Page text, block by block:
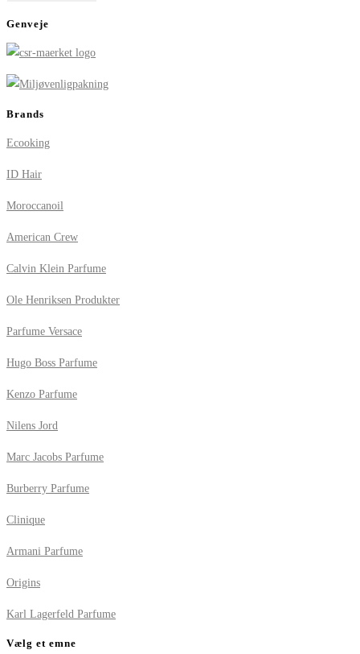
Genveje
Brands
Ecooking
ID Hair
Moroccanoil
American Crew
Calvin Klein Parfume
Ole Henriksen Produkter
Parfume Versace
Hugo Boss Parfume
Kenzo Parfume
Nilens Jord
Marc Jacobs Parfume
Burberry Parfume
Clinique
Armani Parfume
Origins
Karl Lagerfeld Parfume
Vælg et emne